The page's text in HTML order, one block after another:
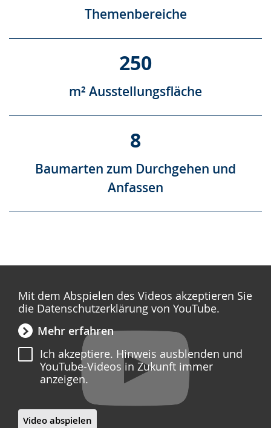
Themenbereiche
250
m² Ausstellungsfläche
8
Baumarten zum Durchgehen und
Anfassen
Mit dem Abspielen des Videos akzeptieren Sie
die Datenschutzerklärung von YouTube.
Mehr erfahren
Ich akzeptiere. Hinweis ausblenden und
YouTube-Videos in Zukunft immer
anzeigen.
Video abspielen